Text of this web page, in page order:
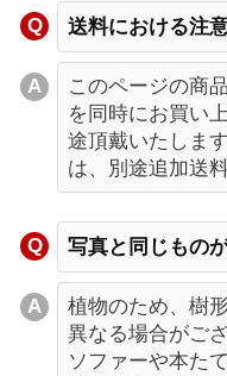
送料における注
このページの商
を同時にお買い
途頂戴いたしま
は、別途追加送
写真と同じもの
植物のため、樹
異なる場合がご
ソファーや本た